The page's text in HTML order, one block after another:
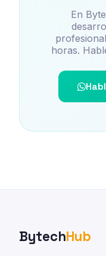
En
horas.
BytechHub